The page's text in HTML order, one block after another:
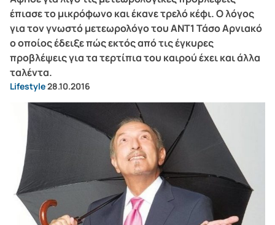
έπιασε το μικρόφωνο και έκανε τρελό κέφι. Ο λόγος
για τον γνωστό μετεωρολόγο του ΑΝΤ1 Τάσο Αρνιακό
ο οποίος έδειξε πώς εκτός από τις έγκυρες
προβλέψεις για τα τερτίπια του καιρού έχει και άλλα
ταλέντα.
Lifestyle28.10.2016